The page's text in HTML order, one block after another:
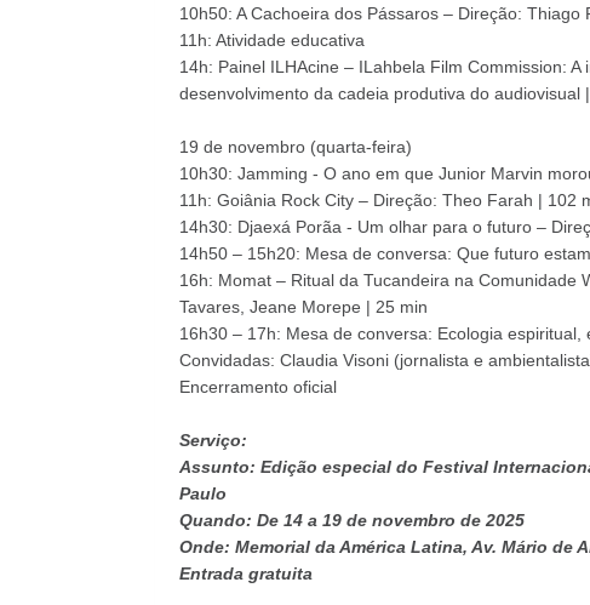
10h50: A Cachoeira dos Pássaros – Direção: Thiago
11h: Atividade educativa
14h: Painel ILHAcine – ILahbela Film Commission:
desenvolvimento da cadeia produtiva do
19 de novembro (quarta-feira)
10h30: Jamming - O ano em que Junior Marvin
11h: Goiânia Rock City – Direção: Theo Farah | 102
14h30: Djaexá Porãa - Um olhar para o futuro –
14h50 – 15h20: Mesa de conversa: Que futuro
16h: Momat – Ritual da Tucandeira na Comunidade
Tavares, Jeane Morepe | 25 min
16h30 – 17h: Mesa de conversa: Ecologia
Convidadas: Claudia Visoni (jornalista e
Encerramento oficial
Serviço:
Assunto: Edição especial do Festival
Paulo
Quando: De 14 a 19 de novembro de 2025
Onde: Memorial da América Latina, Av. Mário de
Entrada gratuita